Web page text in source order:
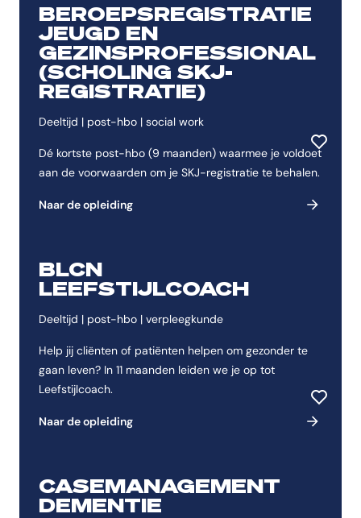
BEROEPSREGISTRATIE
JEUGD EN
GEZINSPROFESSIONAL
(SCHOLING SKJ-
REGISTRATIE)
Deeltijd | post-hbo | social work
Dé kortste post-hbo (9 maanden) waarmee je voldoet
aan de voorwaarden om je SKJ-registratie te behalen.
Naar de opleiding
BLCN
LEEFSTIJLCOACH
Deeltijd | post-hbo | verpleegkunde
Help jij cliënten of patiënten helpen om gezonder te
gaan leven? In 11 maanden leiden we je op tot
Leefstijlcoach.
Naar de opleiding
CASEMANAGEMENT
DEMENTIE